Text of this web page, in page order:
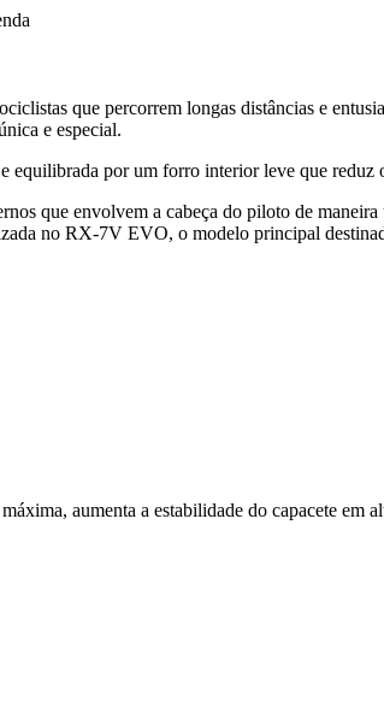
que percorrem longas distâncias e
e especial.
equilibrada por um forro interior leve que reduz
que envolvem a cabeça do piloto de
no RX-7V EVO, o modelo principal
aumenta a estabilidade do capacete em